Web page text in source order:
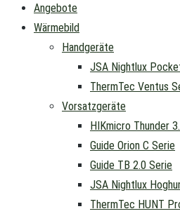
Angebote
Wärmebild
Handgeräte
JSA Nightlux
ThermTec Ventus
Vorsatzgeräte
HIKmicro Thunder
Guide Orion C Serie
Guide TB 2.0 Serie
JSA Nightlux
ThermTec HUNT